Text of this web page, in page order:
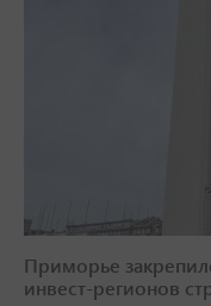
Приморье
инвест-регионов